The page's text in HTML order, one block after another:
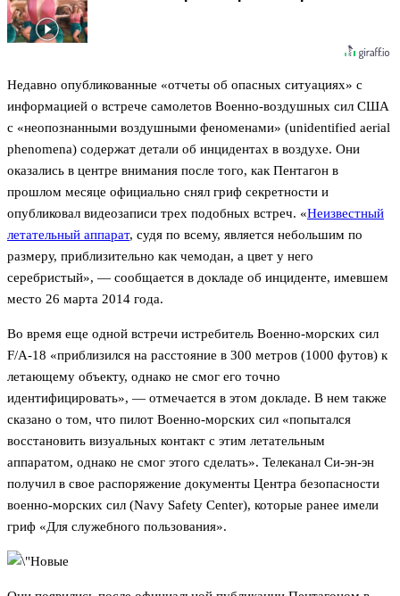
Недавно опубликованные «отчеты об опасных ситуациях» с
информацией о встрече самолетов Военно-воздушных сил США
с «неопознанными воздушными феноменами» (unidentified aerial
phenomena) содержат детали об инцидентах в воздухе. Они
оказались в центре внимания после того, как Пентагон в
прошлом месяце официально снял гриф секретности и
опубликовал видеозаписи трех подобных встреч. «Неизвестный
летательный аппарат, судя по всему, является небольшим по
размеру, приблизительно как чемодан, а цвет у него
серебристый», — сообщается в докладе об инциденте, имевшем
место 26 марта 2014 года.
Во время еще одной встречи истребитель Военно-морских сил
F/A-18 «приблизился на расстояние в 300 метров (1000 футов) к
летающему объекту, однако не смог его точно
идентифицировать», — отмечается в этом докладе. В нем также
сказано о том, что пилот Военно-морских сил «попытался
восстановить визуальных контакт с этим летательным
аппаратом, однако не смог этого сделать». Телеканал Си-эн-эн
получил в свое распоряжение документы Центра безопасности
военно-морских сил (Navy Safety Center), которые ранее имели
гриф «Для служебного пользования».